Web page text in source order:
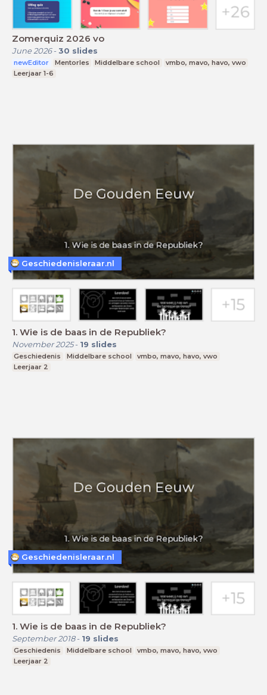
Zomerquiz 2026 vo
June 2026- 30 slides
newEditor Mentorles Middelbare school
vmbo, mavo, havo, vwo
Leerjaar 1-6
1. Wie is de baas in de Republiek?
November 2025- 19 slides
Geschiedenis Middelbare school
vmbo, mavo, havo, vwo
Leerjaar 2
Geschiedenisleraar.nl
1. Wie is de baas in de Republiek?
September 2018- 19 slides
Geschiedenis Middelbare school
vmbo, mavo, havo, vwo
Leerjaar 2
Geschiedenisleraar.nl